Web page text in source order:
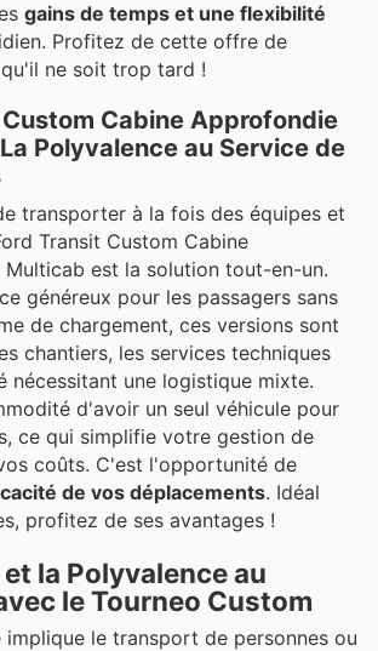
gains de temps et une flexibilité
Profitez de cette offre de
ne soit trop tard !
Cabine Approfondie
Polyvalence au Service de
transporter à la fois des équipes et
Transit Custom Cabine
est la solution tout-en-un.
généreux pour les passagers sans
de chargement, ces versions sont
chantiers, les services techniques
nécessitant une logistique mixte.
d'avoir un seul véhicule pour
ce qui simplifie votre gestion de
coûts. C'est l'opportunité de
de vos déplacements. Idéal
profitez de ses avantages !
la Polyvalence au
le Tourneo Custom
le transport de personnes ou